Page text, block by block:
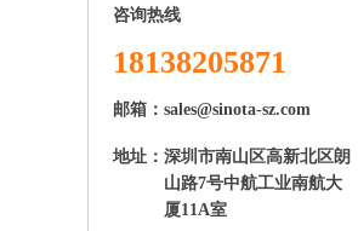
咨询热线
18138205871
邮箱：sales@sinota-sz.com
地址： 深圳市南山区高新北区朗
山路7号中航工业南航大
厦11A室